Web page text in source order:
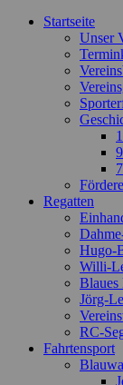
Startseite
Unser
Regatten
Hugo-
Willi-
Blaues
Jörg-
RC-
Fahrtensport